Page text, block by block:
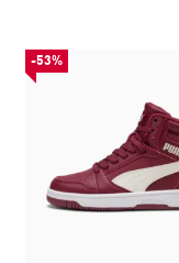
-53%